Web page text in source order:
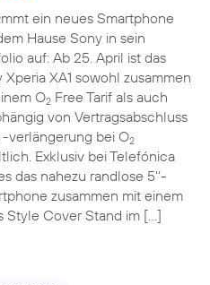
ein neues Smartphone
Hause Sony in sein
auf: Ab 25. April ist das
Xperia XA1 sowohl zusammen
O2Free Tarif als auch
von Vertragsabschluss
verlängerung bei O2
Exklusiv bei Telefónica
das nahezu randlose 5‘‘-
zusammen mit einem
Style Cover Stand im […]